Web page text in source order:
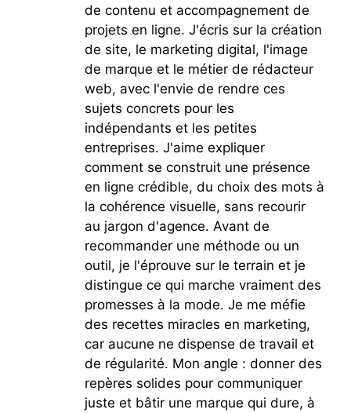
de contenu et accompagnement de
projets en ligne. J'écris sur la création
de site, le marketing digital, l'image
de marque et le métier de rédacteur
web, avec l'envie de rendre ces
sujets concrets pour les
indépendants et les petites
entreprises. J'aime expliquer
comment se construit une présence
en ligne crédible, du choix des mots à
la cohérence visuelle, sans recourir
au jargon d'agence. Avant de
recommander une méthode ou un
outil, je l'éprouve sur le terrain et je
distingue ce qui marche vraiment des
promesses à la mode. Je me méfie
des recettes miracles en marketing,
car aucune ne dispense de travail et
de régularité. Mon angle : donner des
repères solides pour communiquer
juste et bâtir une marque qui dure, à